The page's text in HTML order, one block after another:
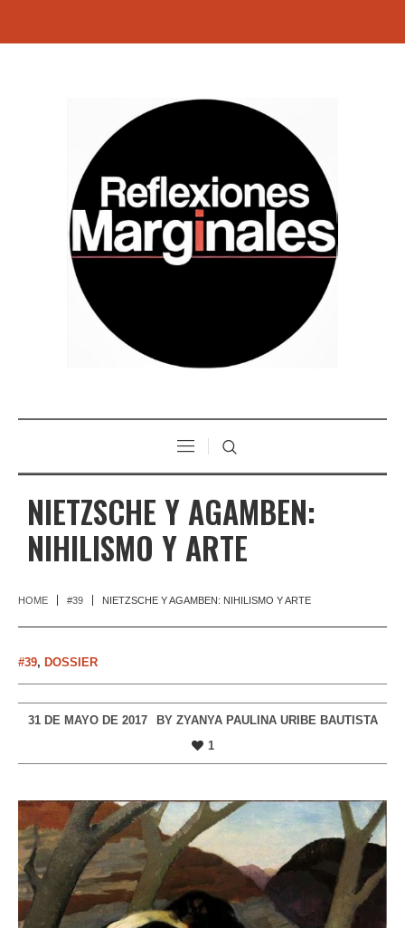
NIETZSCHE Y AGAMBEN:
NIHILISMO Y ARTE
HOME #39 NIETZSCHE Y AGAMBEN: NIHILISMO Y ARTE
#39, DOSSIER
31 DE MAYO DE 2017 BY ZYANYA PAULINA URIBE BAUTISTA
1